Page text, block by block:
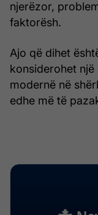
njerëzor,
faktorësh.
Ajo që dihet
konsiderohet
modernë në
edhe më të